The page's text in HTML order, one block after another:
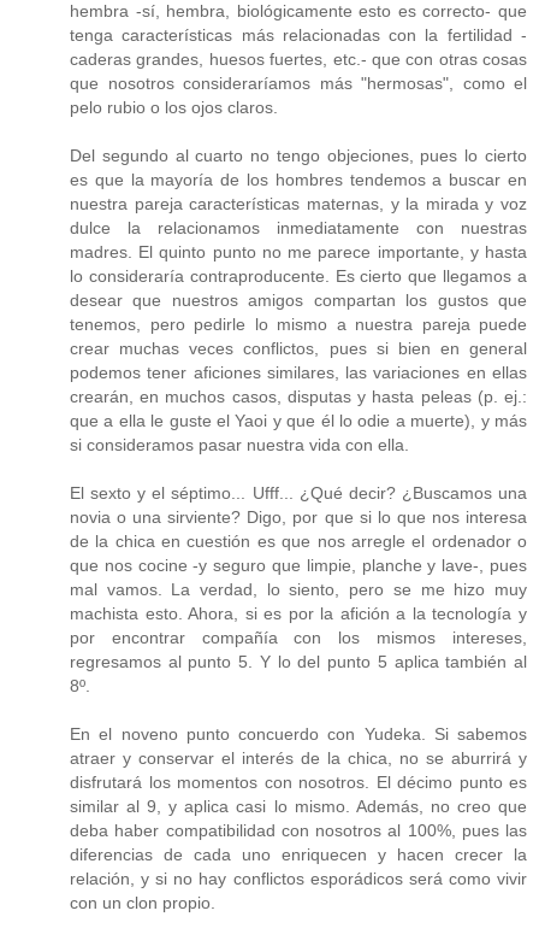
hembra -sí, hembra, biológicamente esto es correcto- que
tenga características más relacionadas con la fertilidad -
caderas grandes, huesos fuertes, etc.- que con otras cosas
que nosotros consideraríamos más "hermosas", como el
pelo rubio o los ojos claros.
Del segundo al cuarto no tengo objeciones, pues lo cierto
es que la mayoría de los hombres tendemos a buscar en
nuestra pareja características maternas, y la mirada y voz
dulce la relacionamos inmediatamente con nuestras
madres. El quinto punto no me parece importante, y hasta
lo consideraría contraproducente. Es cierto que llegamos a
desear que nuestros amigos compartan los gustos que
tenemos, pero pedirle lo mismo a nuestra pareja puede
crear muchas veces conflictos, pues si bien en general
podemos tener aficiones similares, las variaciones en ellas
crearán, en muchos casos, disputas y hasta peleas (p. ej.:
que a ella le guste el Yaoi y que él lo odie a muerte), y más
si consideramos pasar nuestra vida con ella.
El sexto y el séptimo... Ufff... ¿Qué decir? ¿Buscamos una
novia o una sirviente? Digo, por que si lo que nos interesa
de la chica en cuestión es que nos arregle el ordenador o
que nos cocine -y seguro que limpie, planche y lave-, pues
mal vamos. La verdad, lo siento, pero se me hizo muy
machista esto. Ahora, si es por la afición a la tecnología y
por encontrar compañía con los mismos intereses,
regresamos al punto 5. Y lo del punto 5 aplica también al
8º.
En el noveno punto concuerdo con Yudeka. Si sabemos
atraer y conservar el interés de la chica, no se aburrirá y
disfrutará los momentos con nosotros. El décimo punto es
similar al 9, y aplica casi lo mismo. Además, no creo que
deba haber compatibilidad con nosotros al 100%, pues las
diferencias de cada uno enriquecen y hacen crecer la
relación, y si no hay conflictos esporádicos será como vivir
con un clon propio.